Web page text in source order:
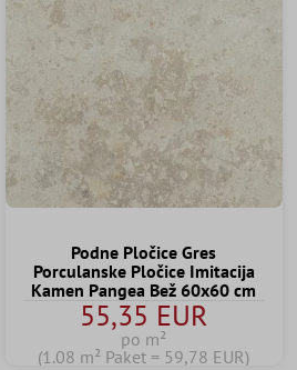
Podne Pločice Gres
Porculanske Pločice Imitacija
Kamen Pangea Bež 60x60 cm
55,35 EUR
po m²
(1.08 m² Paket = 59,78 EUR)